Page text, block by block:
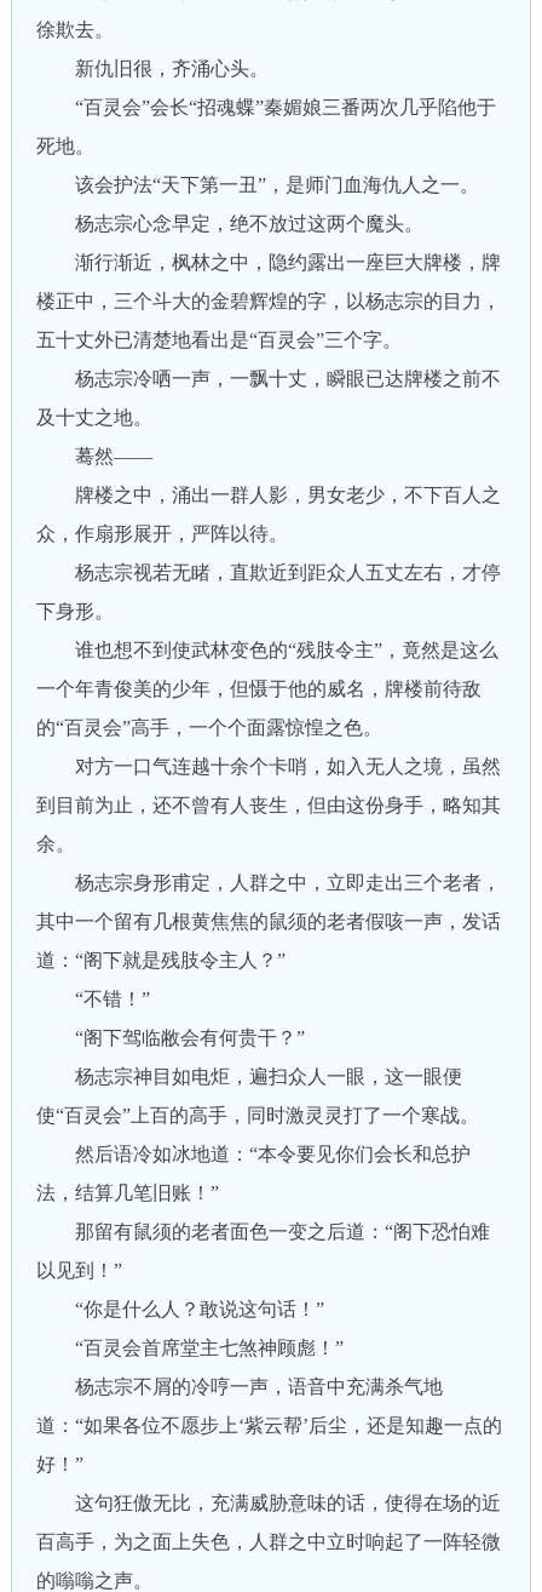
徐欺去。
新仇旧很，齐涌心头。
“百灵会”会长“招魂蝶”秦媚娘三番两次几乎陷他于
死地。
该会护法“天下第一丑”，是师门血海仇人之一。
杨志宗心念早定，绝不放过这两个魔头。
渐行渐近，枫林之中，隐约露出一座巨大牌楼，牌
楼正中，三个斗大的金碧辉煌的字，以杨志宗的目力，
五十丈外已清楚地看出是“百灵会”三个字。
杨志宗冷哂一声，一飘十丈，瞬眼已达牌楼之前不
及十丈之地。
蓦然——
牌楼之中，涌出一群人影，男女老少，不下百人之
众，作扇形展开，严阵以待。
杨志宗视若无睹，直欺近到距众人五丈左右，才停
下身形。
谁也想不到使武林变色的“残肢令主”，竟然是这么
一个年青俊美的少年，但慑于他的威名，牌楼前待敌
的“百灵会”高手，一个个面露惊惶之色。
对方一口气连越十余个卡哨，如入无人之境，虽然
到目前为止，还不曾有人丧生，但由这份身手，略知其
余。
杨志宗身形甫定，人群之中，立即走出三个老者，
其中一个留有几根黄焦焦的鼠须的老者假咳一声，发话
道：“阁下就是残肢令主人？”
“不错！”
“阁下驾临敝会有何贵干？”
杨志宗神目如电炬，遍扫众人一眼，这一眼便
使“百灵会”上百的高手，同时激灵灵打了一个寒战。
然后语冷如冰地道：“本令要见你们会长和总护
法，结算几笔旧账！”
那留有鼠须的老者面色一变之后道：“阁下恐怕难
以见到！”
“你是什么人？敢说这句话！”
“百灵会首席堂主七煞神顾彪！”
杨志宗不屑的冷哼一声，语音中充满杀气地
道：“如果各位不愿步上‘紫云帮’后尘，还是知趣一点的
好！”
这句狂傲无比，充满威胁意味的话，使得在场的近
百高手，为之面上失色，人群之中立时响起了一阵轻微
的嗡嗡之声。